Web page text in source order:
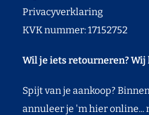
Privacyverklaring
KVK nummer: 17152752
Wil je iets retourneren? Wij
Spijt van je aankoop?
annuleer je 'm hier online...